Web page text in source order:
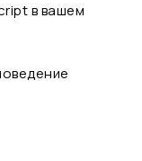
в вашем